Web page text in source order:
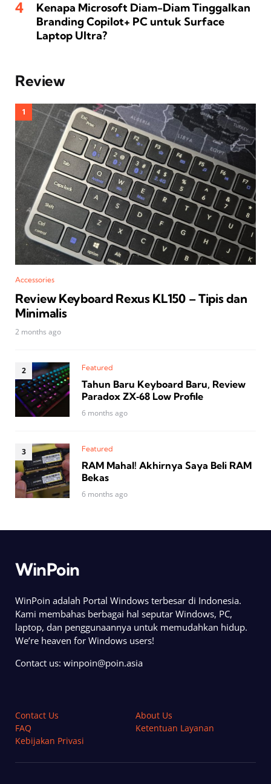
Kenapa Microsoft Diam-Diam Tinggalkan
Branding Copilot+ PC untuk Surface
Laptop Ultra?
Review
Accessories
Review Keyboard Rexus KL150 – Tipis dan
Minimalis
2 months ago
Featured
Tahun Baru Keyboard Baru, Review
Paradox ZX‑68 Low Profile
6 months ago
Featured
RAM Mahal! Akhirnya Saya Beli RAM
Bekas
6 months ago
WinPoin
WinPoin adalah Portal Windows terbesar di Indonesia.
Kami membahas berbagai hal seputar Windows, PC,
laptop, dan penggunaannya untuk memudahkan hidup.
We’re heaven for Windows users!
Contact us: winpoin@poin.asia
Contact Us
About Us
FAQ
Ketentuan Layanan
Kebijakan Privasi